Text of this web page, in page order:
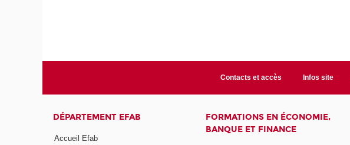
Contacts et accès Infos site
DÉPARTEMENT EFAB
Accueil Efab
FORMATIONS EN ÉCONOMIE,
BANQUE ET FINANCE